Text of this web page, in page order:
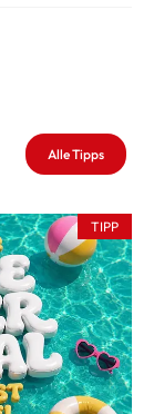
Alle Tipps
TIPP